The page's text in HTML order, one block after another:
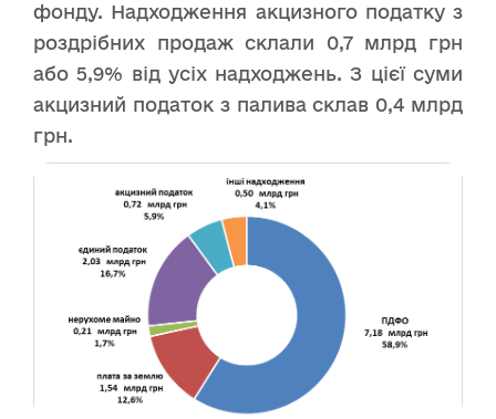
фонду. Надходження акцизного податку з
роздрібних продаж склали 0,7 млрд грн
або 5,9% від усіх надходжень. З цієї суми
акцизний податок з палива склав 0,4 млрд
грн.